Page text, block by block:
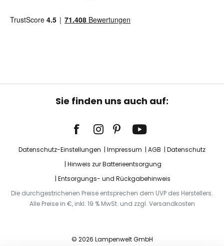
Sie finden uns auch auf:
Datenschutz-Einstellungen Impressum AGB
Datenschutz
Hinweis zur Batterieentsorgung
Entsorgungs- und Rückgabehinweis
Die durchgestrichenen Preise entsprechen dem UVP des Herstellers.
Alle Preise in €, inkl. 19 % MwSt. und zzgl. Versandkosten
© 2026 Lampenwelt GmbH